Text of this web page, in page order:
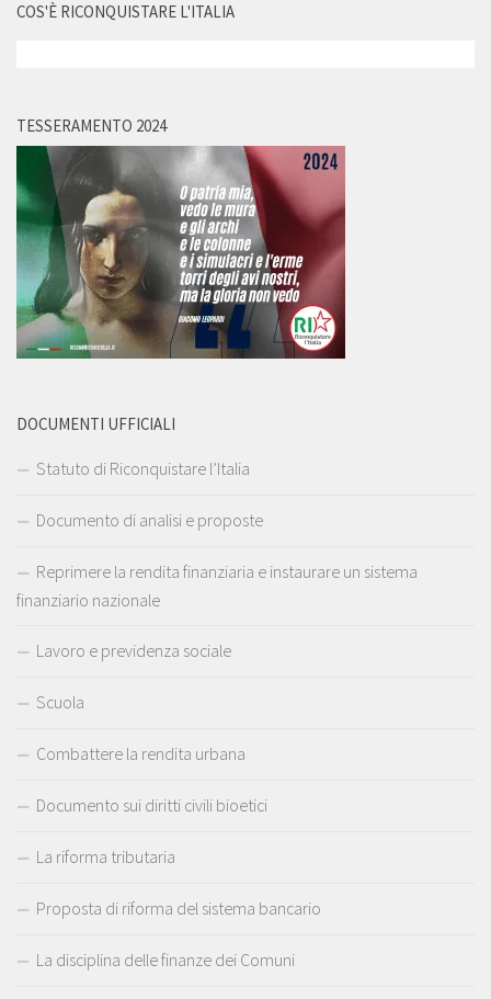
COS'È RICONQUISTARE L'ITALIA
TESSERAMENTO 2024
DOCUMENTI UFFICIALI
Statuto di Riconquistare l’Italia
Documento di analisi e proposte
Reprimere la rendita finanziaria e instaurare un sistema
finanziario nazionale
Lavoro e previdenza sociale
Scuola
Combattere la rendita urbana
Documento sui diritti civili bioetici
La riforma tributaria
Proposta di riforma del sistema bancario
La disciplina delle finanze dei Comuni